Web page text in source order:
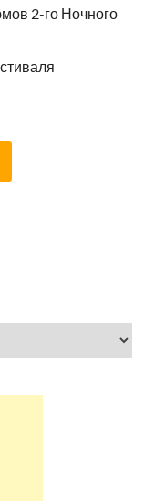
2-го Ночного